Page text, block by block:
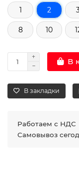
1
2
8 10
В
В закладки
Работаем с НДС
Самовывоз